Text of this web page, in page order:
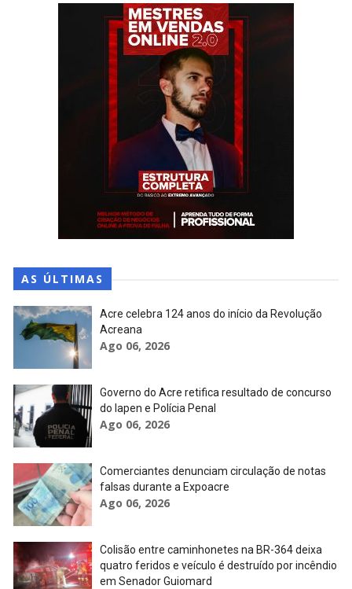
AS ÚLTIMAS
Acre celebra 124 anos do início da Revolução
Acreana
Ago 06, 2026
Governo do Acre retifica resultado de concurso
do Iapen e Polícia Penal
Ago 06, 2026
Comerciantes denunciam circulação de notas
falsas durante a Expoacre
Ago 06, 2026
Colisão entre caminhonetes na BR-364 deixa
quatro feridos e veículo é destruído por incêndio
em Senador Guiomard